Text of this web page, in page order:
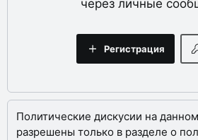
через личные
Регистрация
Политические дискусии на
разрешены только в разделе о